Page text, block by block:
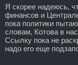
Я скорее надеюсь,
финансов и
пока политики
словам, Котова в
Ссылку пока не
надо его еще